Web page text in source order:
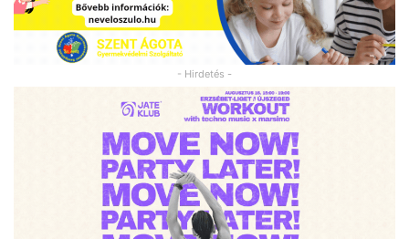
- Hirdetés -